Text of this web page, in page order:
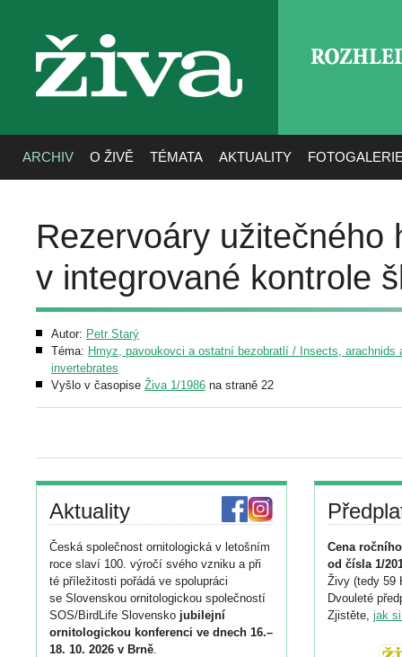
živa
ARCHIV O ŽIVĚ TÉMATA AKTUALITY
Rezervoáry
v integrované kontrole
Autor: Petr Starý
Téma: Hmyz, pavoukovci a ostatní bezobratlí / Insects, arachnids
invertebrates
Vyšlo v časopise Živa 1/1986 na straně 22
Aktuality
Česká společnost ornitologická v letošním
roce slaví 100. výročí svého vzniku a při
té příležitosti pořádá ve spolupráci
se Slovenskou ornitologickou společností
SOS/BirdLife Slovensko jubilejní
ornitologickou konferenci ve dnech 16.–
18. 10. 2026 v Brně.
Cena
od čísla 1/
Živy (tedy 59
Dvouleté
Zjistěte, jak